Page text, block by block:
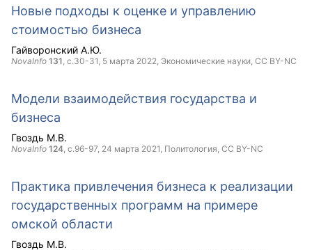
Новые подходы к оценке и управлению
стоимостью бизнеса
Гайворонский А.Ю.
NovaInfo 131, с.30-31, 5 марта 2022, Экономические науки, CC BY-NC
Модели взаимодействия государства и
бизнеса
Гвоздь М.В.
NovaInfo 124, с.96-97, 24 марта 2021, Политология, CC BY-NC
Практика привлечения бизнеса к реализации
государственных программ на примере
омской области
Гвоздь М.В.